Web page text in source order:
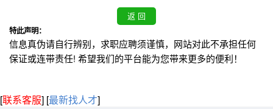
特此声明：
信息真伪请自行辨别，求职应聘须谨慎，网站对此不承担任何
保证或连带责任! 希望我们的平台能为您带来更多的便利！
[联系客服] [最新找人才]